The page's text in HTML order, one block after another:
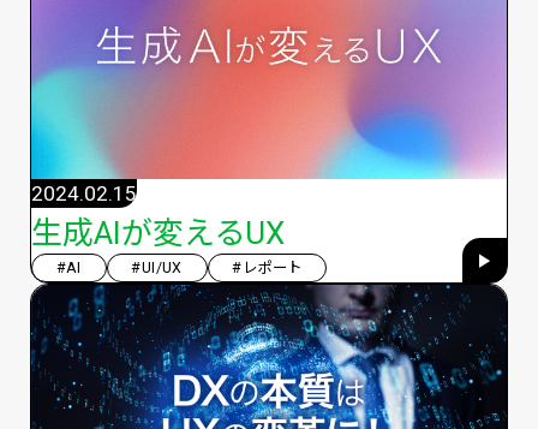
生成AIが変えるUX
2024.02.15
#AI #UI/UX #レポート